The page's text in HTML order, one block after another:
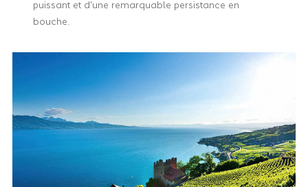
puissant et d'une remarquable persistance en
bouche.